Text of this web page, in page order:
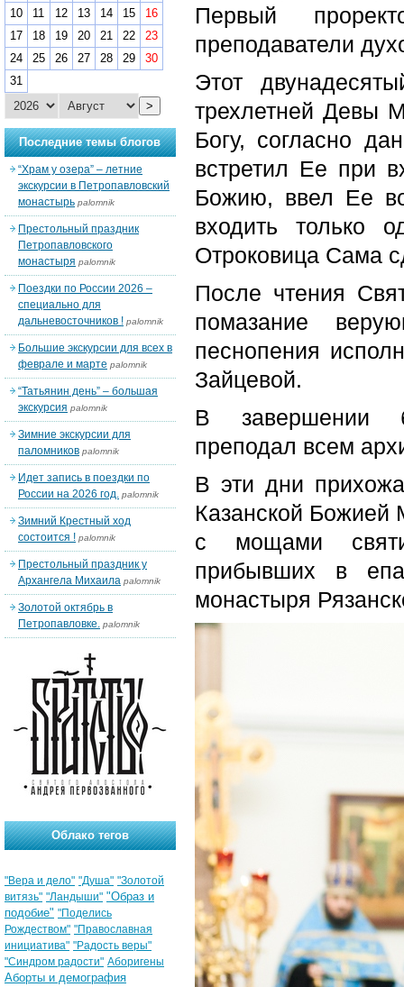
Первый
преподаватели
Этот
трехлетней Девы
Богу, согласно
встретил Ее при
Божию, ввел Ее
входить только
Отроковица Сама
После чтения
помазание
песнопения
Зайцевой.
В завершении
преподал всем
В эти дни
Казанской Божией
с мощами
прибывших в
монастыря
10
11 12 13 14 15
16
17
18 19 20 21 22
23
24
25 26 27 28 29
30
31
>
Последние темы блогов
“Храм у озера” – летние
экскурсии в Петропавловский
монастырь palomnik
Престольный праздник
Петропавловского
монастыря palomnik
Поездки по России 2026 –
специально для
дальневосточников ! palomnik
Большие экскурсии для всех в
феврале и марте palomnik
“Татьянин день” – большая
экскурсия palomnik
Зимние экскурсии для
паломников palomnik
Идет запись в поездки по
России на 2026 год. palomnik
Зимний Крестный ход
состоится ! palomnik
Престольный праздник у
Архангела Михаила palomnik
Золотой октябрь в
Петропавловке. palomnik
Облако тегов
"Вера и дело" "Душа" "Золотой
витязь" "Ландыши" "Образ и
подобие" "Поделись
Рождеством" "Православная
инициатива" "Радость веры"
"Синдром радости" Аборигены
Аборты и демография